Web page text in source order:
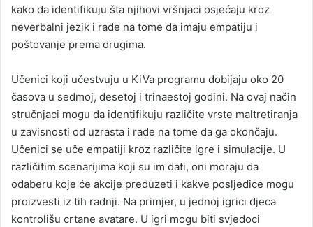
kako da identifikuju šta njihovi vršnjaci osjećaju kroz
neverbalni jezik i rade na tome da imaju empatiju i
poštovanje prema drugima.
Učenici koji učestvuju u KiVa programu dobijaju oko 20
časova u sedmoj, desetoj i trinaestoj godini. Na ovaj način
stručnjaci mogu da identifikuju različite vrste maltretiranja
u zavisnosti od uzrasta i rade na tome da ga okončaju.
Učenici se uče empatiji kroz različite igre i simulacije. U
različitim scenarijima koji su im dati, oni moraju da
odaberu koje će akcije preduzeti i kakve posljedice mogu
proizvesti iz tih radnji. Na primjer, u jednoj igrici djeca
kontrolišu crtane avatare. U igri mogu biti svjedoci